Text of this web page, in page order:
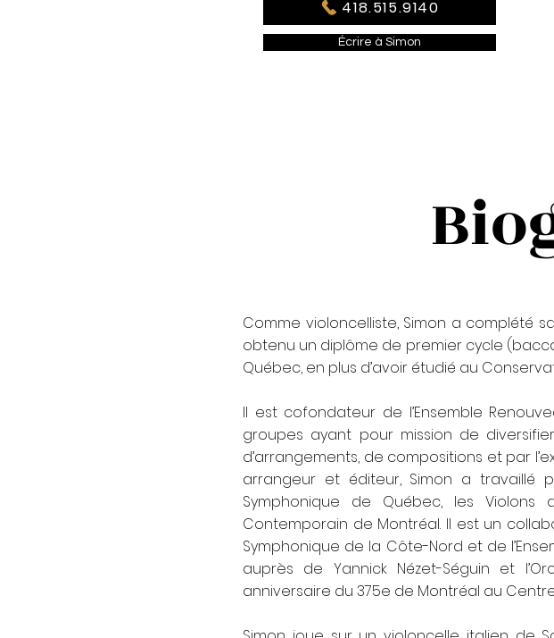
418.515.9140
Écrire à Simon
Comme violoncelliste, Simon a complété
obtenu un diplôme de premier cycle
Québec, en plus d’avoir étudié au
Il est cofondateur de l’Ensemble
groupes ayant pour mission de
d’arrangements, de compositions et par
arrangeur et éditeur, Simon a travaillé
Symphonique de Québec, les Violons
Contemporain de Montréal. Il est un
Symphonique de la Côte-Nord et de
auprès de Yannick Nézet-Séguin et
anniversaire du 375e de Montréal au Centre